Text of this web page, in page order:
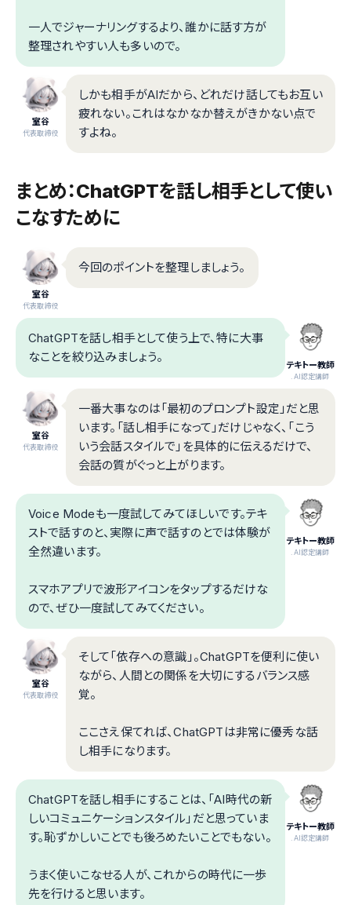
一人でジャーナリングするより、誰かに話す方が
整理されやすい人も多いので。
室谷
代表取締役
しかも相手がAIだから、どれだけ話してもお互い
疲れない。これはなかなか替えがきかない点で
すよね。
まとめ：ChatGPTを話し相手として使い
こなすために
室谷
代表取締役
今回のポイントを整理しましょう。
テキトー教師
.AI認定講師
ChatGPTを話し相手として使う上で、特に大事
なことを絞り込みましょう。
室谷
代表取締役
一番大事なのは「最初のプロンプト設定」だと思
います。「話し相手になって」だけじゃなく、「こう
いう会話スタイルで」を具体的に伝えるだけで、
会話の質がぐっと上がります。
テキトー教師
.AI認定講師
Voice Modeも一度試してみてほしいです。テキ
ストで話すのと、実際に声で話すのとでは体験が
全然違います。
スマホアプリで波形アイコンをタップするだけな
ので、ぜひ一度試してみてください。
室谷
代表取締役
そして「依存への意識」。ChatGPTを便利に使い
ながら、人間との関係を大切にするバランス感
覚。
ここさえ保てれば、ChatGPTは非常に優秀な話
し相手になります。
テキトー教師
.AI認定講師
ChatGPTを話し相手にすることは、「AI時代の新
しいコミュニケーションスタイル」だと思っていま
す。恥ずかしいことでも後ろめたいことでもない。
うまく使いこなせる人が、これからの時代に一歩
先を行けると思います。